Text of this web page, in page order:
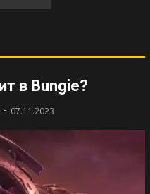
в Bungie?
- 07.11.2023